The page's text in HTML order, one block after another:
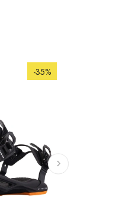
-35%